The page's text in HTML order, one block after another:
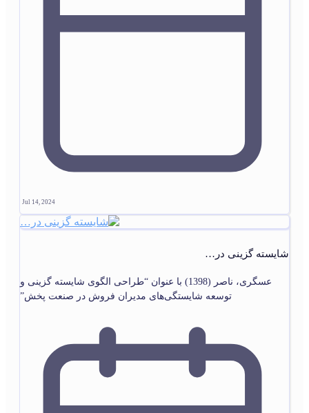
Jul 14, 2024
شایسته گزینی در…
عسگری، ناصر (1398) با عنوان “طراحی الگوی شایسته گزینی و
توسعه شایستگی‌های مدیران فروش در صنعت پخش”